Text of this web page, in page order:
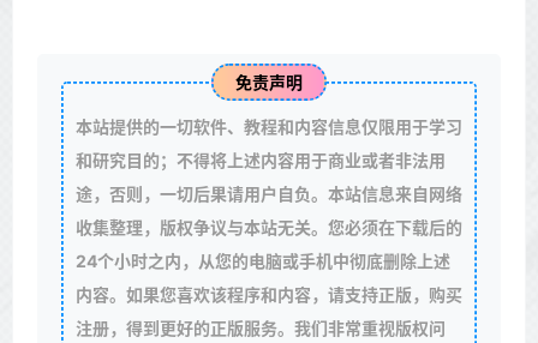
免责声明
本站提供的一切软件、教程和内容信息仅限用于学习
和研究目的；不得将上述内容用于商业或者非法用
途，否则，一切后果请用户自负。本站信息来自网络
收集整理，版权争议与本站无关。您必须在下载后的
24个小时之内，从您的电脑或手机中彻底删除上述
内容。如果您喜欢该程序和内容，请支持正版，购买
注册，得到更好的正版服务。我们非常重视版权问